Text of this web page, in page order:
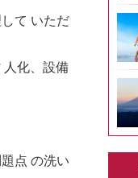
て いただ
⼈化、設備
点 の洗い